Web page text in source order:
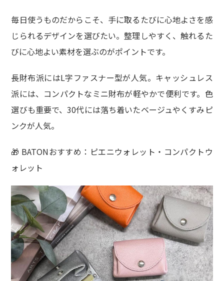
毎日使うものだからこそ、手に取るたびに心地よさを感
じられるデザインを選びたい。整理しやすく、触れるた
びに心地よい素材を選ぶのがポイントです。
長財布派にはL字ファスナー型が人気。キャッシュレス
派には、コンパクトなミニ財布が軽やかで便利です。色
選びも重要で、30代には落ち着いたベージュやくすみピ
ンクが人気。
🎁 BATONおすすめ：ピエニウォレット・コンパクトウ
ォレット